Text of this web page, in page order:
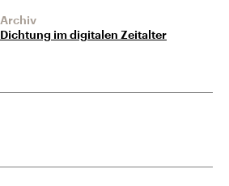
Archiv
Dichtung im digitalen Zeitalter